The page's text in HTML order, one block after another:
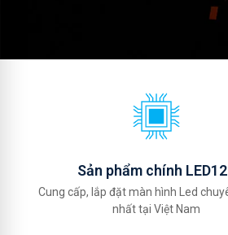
Sản phẩm chính
Cung cấp, lắp đặt màn hình Led
nhất tại Việt Nam